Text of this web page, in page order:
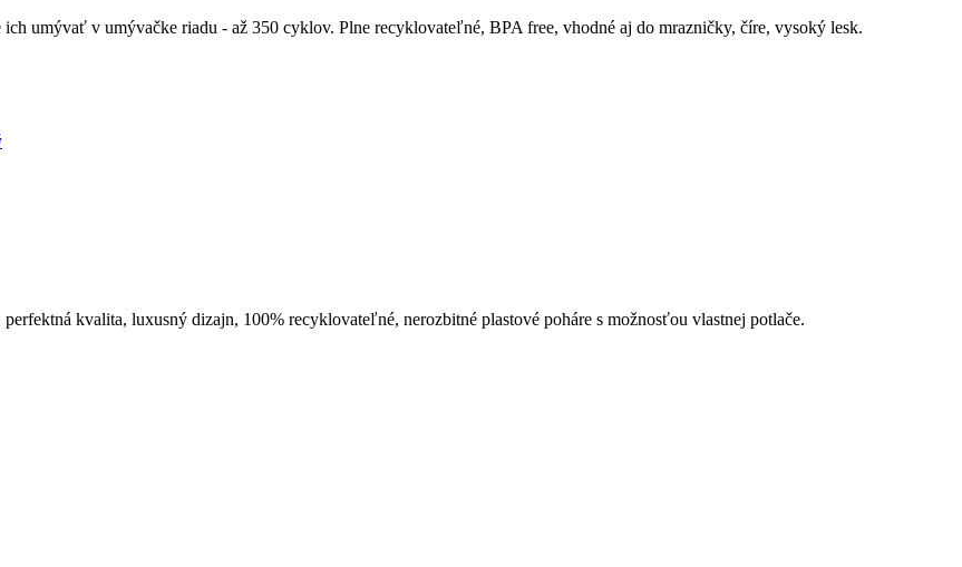
umývať v umývačke riadu - až 350 cyklov. Plne recyklovateľné, BPA free, vhodné aj do mrazničky, číre, vysoký lesk.
kvalita, luxusný dizajn, 100% recyklovateľné, nerozbitné plastové poháre s možnosťou vlastnej potlače.